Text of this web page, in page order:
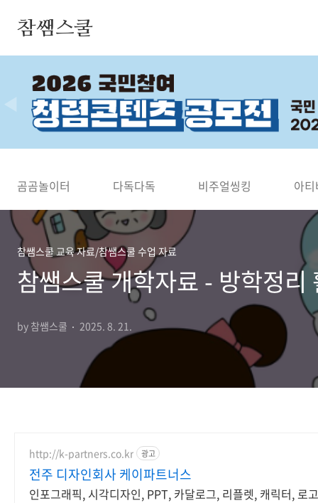
참쌤스쿨
곰곰놀이터 다독다독 비주얼씽킹 아
참쌤스쿨 교육 자료/참쌤스쿨 수업 자료
참쌤스쿨 개학자료 - 방학정리
by 참쌤스쿨 2025. 8. 21.
http://k-partners.co.kr 광고
전주 디자인회사 케이파트너스
인포그래픽, 시각디자인, PPT, 카달로그, 리플렛, 캐릭터, 로